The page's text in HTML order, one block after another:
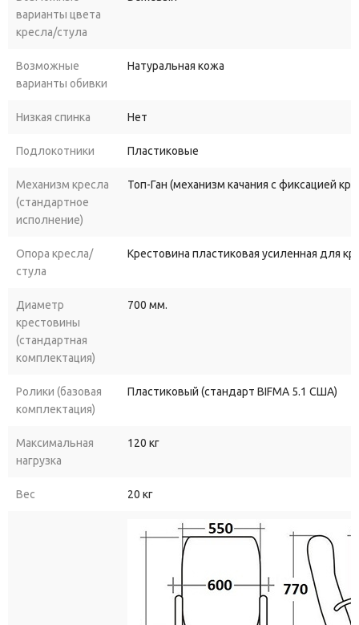
варианты цвета
кресла/стула
Возможные
варианты обивки
Натуральная кожа
Низкая спинка Нет
Подлокотники Пластиковые
Механизм кресла
(стандартное
исполнение)
Топ-Ган (механизм качания с фиксацией
Опора кресла/
стула
Крестовина пластиковая усиленная для
Диаметр
крестовины
(стандартная
комплектация)
700 мм.
Ролики (базовая
комплектация)
Пластиковый (стандарт BIFMA 5.1 США)
Максимальная
нагрузка
120 кг
Вес 20 кг